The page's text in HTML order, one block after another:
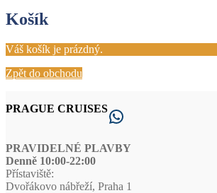
Košík
Váš košík je prázdný.
Zpět do obchodu
PRAGUE CRUISESWhatsApp
PRAVIDELNÉ PLAVBY
Denně 10:00-22:00
Přístaviště:
Dvořákovo nábřeží, Praha 1